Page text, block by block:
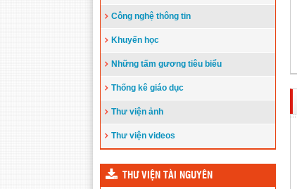
Công nghệ thông tin
Khuyến học
Những tấm gương tiêu biểu
Thống kê giáo dục
Thư viện ảnh
Thư viện videos
THƯ VIỆN TÀI NGUYÊN